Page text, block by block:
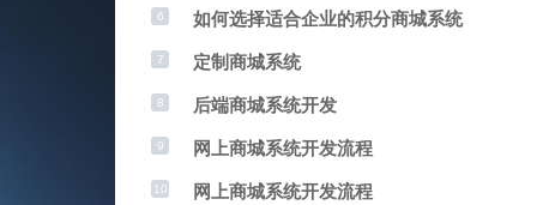
6 如何选择适合企业的积分商城系统
7 定制商城系统
8 后端商城系统开发
9 网上商城系统开发流程
10 网上商城系统开发流程